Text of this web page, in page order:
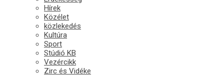
Hírek
Közélet
közlekedés
Kultúra
Sport
Stúdió KB
Vezércikk
Zirc és Vidéke